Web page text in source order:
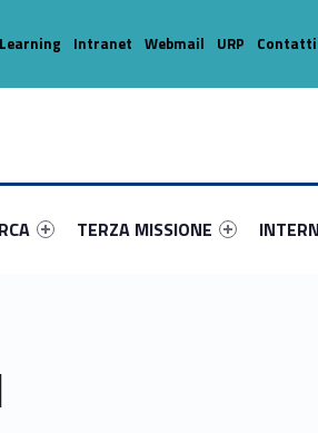
primary-59397-16
#link-menu-primary-20656-37
Link identifier #link-menu-
TERZA MISSIONE
Link
Intranet Webmail URP Contatti